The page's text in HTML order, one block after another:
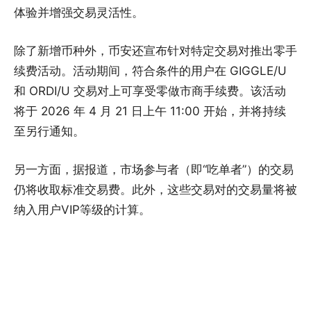
体验并增强交易灵活性。
除了新增币种外，币安还宣布针对特定交易对推出零手
续费活动。活动期间，符合条件的用户在 GIGGLE/U
和 ORDI/U 交易对上可享受零做市商手续费。该活动
将于 2026 年 4 月 21 日上午 11:00 开始，并将持续
至另行通知。
另一方面，据报道，市场参与者（即“吃单者”）的交易
仍将收取标准交易费。此外，这些交易对的交易量将被
纳入用户VIP等级的计算。